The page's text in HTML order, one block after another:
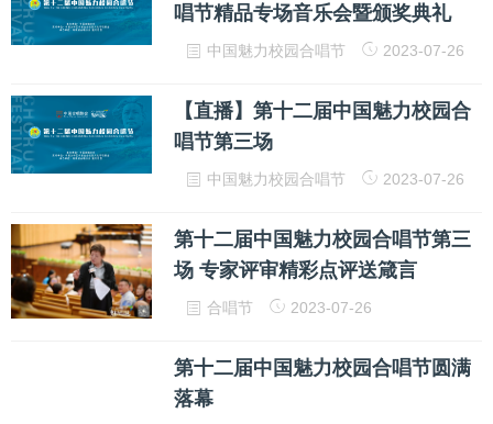
唱节精品专场音乐会暨颁奖典礼
中国魅力校园合唱节 2023-07-26
【直播】第十二届中国魅力校园合
唱节第三场
中国魅力校园合唱节 2023-07-26
第十二届中国魅力校园合唱节第三
场 专家评审精彩点评送箴言
合唱节 2023-07-26
第十二届中国魅力校园合唱节圆满
落幕